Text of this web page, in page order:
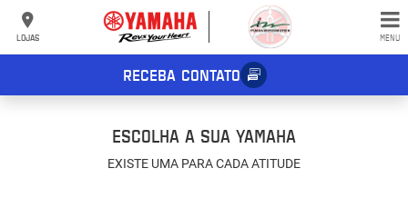
LOJAS MENU
RECEBA CONTATO
ESCOLHA A SUA YAMAHA
EXISTE UMA PARA CADA ATITUDE